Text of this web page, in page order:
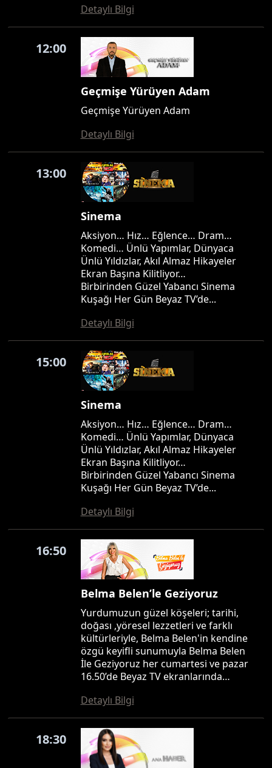
Detaylı Bilgi
12:00
Geçmişe Yürüyen Adam
Geçmişe Yürüyen Adam
Detaylı Bilgi
13:00
Sinema
Aksiyon… Hız… Eğlence… Dram…
Komedi… Ünlü Yapımlar, Dünyaca
Ünlü Yıldızlar, Akıl Almaz Hikayeler
Ekran Başına Kilitliyor…
Birbirinden Güzel Yabancı Sinema
Kuşağı Her Gün Beyaz TV’de...
Detaylı Bilgi
15:00
Sinema
Aksiyon… Hız… Eğlence… Dram…
Komedi… Ünlü Yapımlar, Dünyaca
Ünlü Yıldızlar, Akıl Almaz Hikayeler
Ekran Başına Kilitliyor…
Birbirinden Güzel Yabancı Sinema
Kuşağı Her Gün Beyaz TV’de...
Detaylı Bilgi
16:50
Belma Belen’le Geziyoruz
Yurdumuzun güzel köşeleri; tarihi,
doğası ,yöresel lezzetleri ve farklı
kültürleriyle, Belma Belen'in kendine
özgü keyifli sunumuyla Belma Belen
İle Geziyoruz her cumartesi ve pazar
16.50’de Beyaz TV ekranlarında…
Detaylı Bilgi
18:30